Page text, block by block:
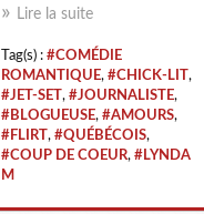
Lire la suite
Tag(s) : #COMÉDIE
ROMANTIQUE, #CHICK-LIT,
#JET-SET, #JOURNALISTE,
#BLOGUEUSE, #AMOURS,
#FLIRT, #QUÉBÉCOIS,
#COUP DE COEUR, #LYNDA
M